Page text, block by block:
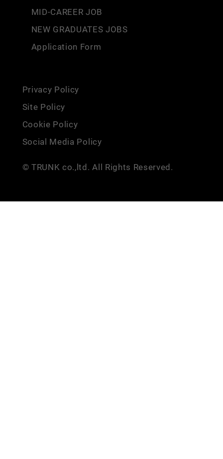
MID-CAREER JOB
NEW GRADUATES JOBS
Application Form
Privacy Policy
Site Policy
Cookie Policy
Social Media Policy
© TRUNK co.,ltd. All Rights Reserved.